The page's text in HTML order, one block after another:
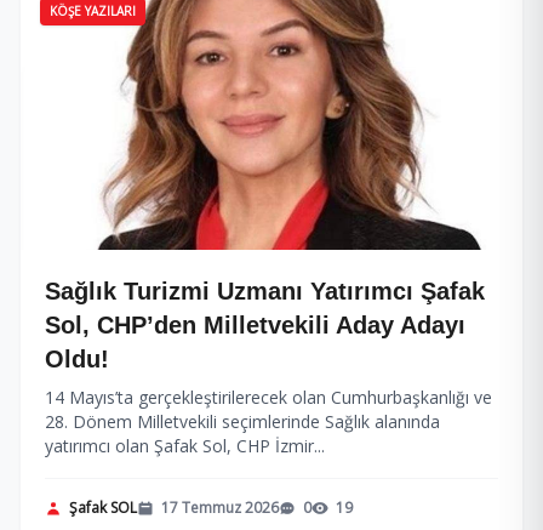
KÖŞE YAZILARI
Sağlık Turizmi Uzmanı Yatırımcı Şafak
Sol, CHP’den Milletvekili Aday Adayı
Oldu!
14 Mayıs’ta gerçekleştirilerecek olan Cumhurbaşkanlığı ve
28. Dönem Milletvekili seçimlerinde Sağlık alanında
yatırımcı olan Şafak Sol, CHP İzmir...
Şafak SOL 17 Temmuz 2026 0 19